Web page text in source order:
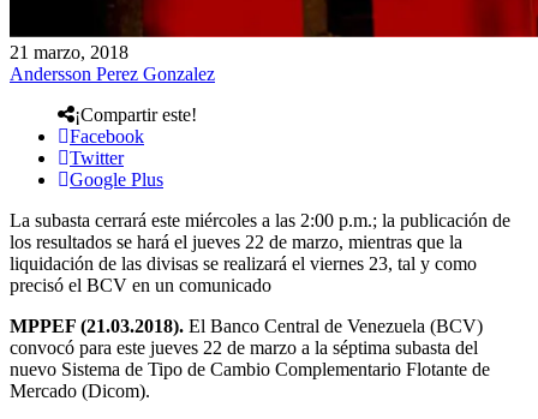
21 marzo, 2018
Andersson Perez Gonzalez
¡Compartir este!
Facebook
Twitter
Google Plus
La subasta cerrará este miércoles a las 2:00 p.m.; la publicación de
los resultados se hará el jueves 22 de marzo, mientras que la
liquidación de las divisas se realizará el viernes 23, tal y como
precisó el BCV en un comunicado
MPPEF (21.03.2018). El Banco Central de Venezuela (BCV)
convocó para este jueves 22 de marzo a la séptima subasta del
nuevo Sistema de Tipo de Cambio Complementario Flotante de
Mercado (Dicom).